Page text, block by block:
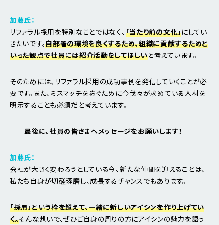
加藤氏：
リファラル採用を特別なことではなく、 「当たり前の文化」にしてい
きたいです。自部署の環境を良くするため、組織に貢献するためと
いった観点で社員には紹介活動をしてほしいと考えています。
そのためには、リファラル採用の成功事例を発信していくことが必
要です。また、ミスマッチを防ぐために今我々が求めている人材を
明示することも必須だと考えています。
最後に、社員の皆さまへメッセージをお願いします！
加藤氏：
会社が大きく変わろうとしている今、新たな仲間を迎えることは、
私たち自身が切磋琢磨し、成長するチャンスでもあります。
「採用」という枠を超えて、一緒に新しいアイシンを作り上げてい
く。そんな想いで、ぜひご自身の周りの方にアイシンの魅力を語っ